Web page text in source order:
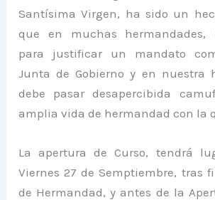
Santísima Virgen, ha sido un
que en muchas hermandades,
para justificar un mandato
Junta de Gobierno y en nuestra
debe pasar desapercibida
amplia vida de hermandad con la
La apertura de Curso, tendrá
Viernes 27 de Semptiembre, tras
de Hermandad, y antes de la